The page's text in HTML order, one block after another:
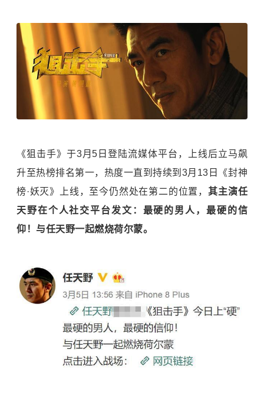
《狙击手》于3月5日登陆流媒体平台，上线后立马飙
升至热榜排名第一，热度一直到持续到3月13日《封神
榜·妖灭》上线，至今仍然处在第二的位置，其主演任
天野在个人社交平台发文：最硬的男人，最硬的信
仰！与任天野一起燃烧荷尔蒙。